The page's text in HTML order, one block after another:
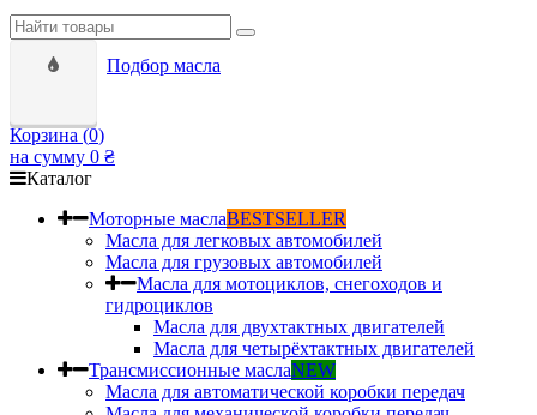
Подбор масла
Корзина (0)
на сумму 0 ₴
Каталог
Моторные маслаBESTSELLER
Масла для легковых автомобилей
Масла для грузовых автомобилей
Масла для мотоциклов, снегоходов и
гидроциклов
Масла для двухтактных двигателей
Масла для четырёхтактных двигателей
Трансмиссионные маслаNEW
Масла для автоматической коробки передач